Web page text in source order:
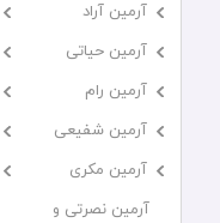
آرمین آراد
آرمین حیاتی
آرمین رام
آرمین شفیعی
آرمین مکری
آرمین نصرتی و